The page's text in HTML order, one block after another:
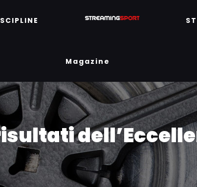
Magazine